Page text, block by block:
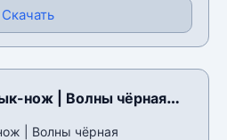
Скачать
нож | Волны чёрная
v34
| Волны чёрная